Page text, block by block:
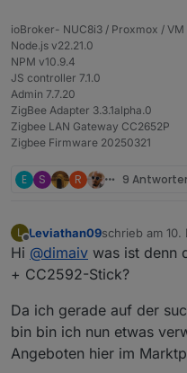
ioBroker- NUC8i3 / Proxmox / VM
Node.js v22.21.0
NPM v10.9.4
JS controller 7.1.0
Admin 7.7.20
ZigBee Adapter 3.3.1alpha.0
Zigbee LAN Gateway CC2652P
Zigbee Firmware 20250321
E S R 9
L
Offline
Leviathan09schrieb am 10.
zuletzt editiert
Hi @dimaiv was ist denn
+ CC2592-Stick?
Da ich gerade auf der
bin bin ich nun etwas
Angeboten hier im